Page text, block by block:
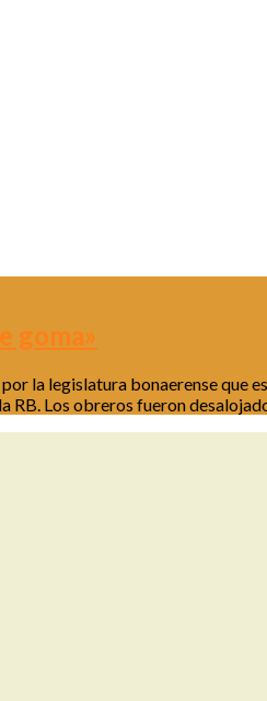
goma»
la legislatura bonaerense que
Los obreros fueron